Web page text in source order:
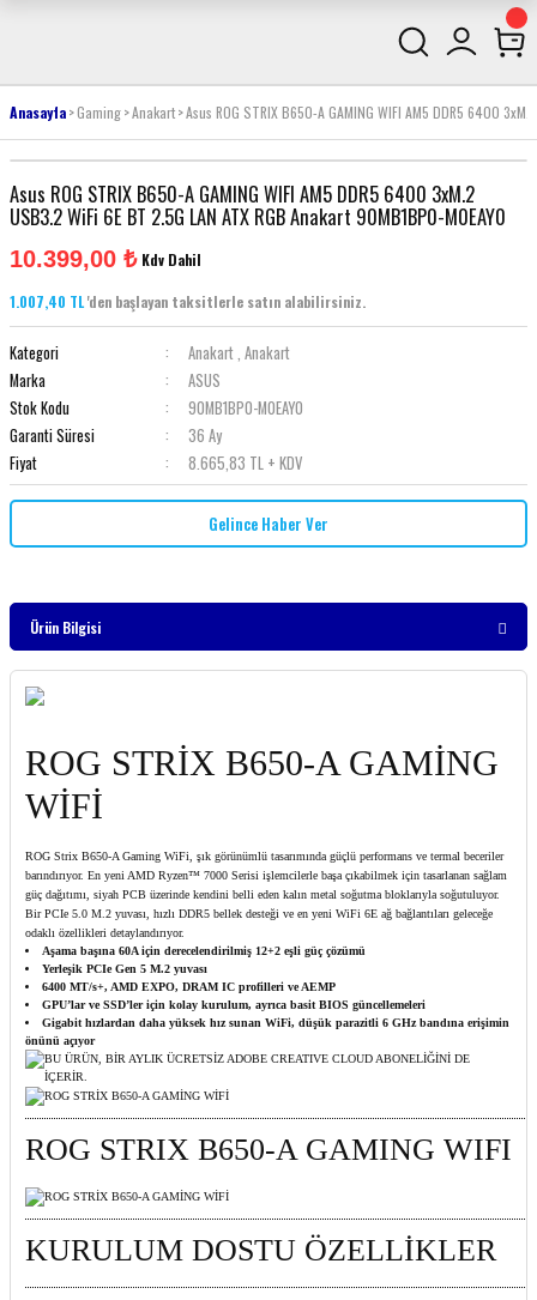
Anasayfa Gaming Anakart Asus ROG STRIX B650-A GAMING WIFI AM5 DDR5 6400
Asus ROG STRIX B650-A GAMING WIFI AM5 DDR5 6400 3xM.2
USB3.2 WiFi 6E BT 2.5G LAN ATX RGB Anakart 90MB1BP0-M0EAY0
10.399,00 ₺ Kdv Dahil
1.007,40 TL'den başlayan taksitlerle satın alabilirsiniz.
Kategori Anakart, Anakart
Marka
ASUS
Stok Kodu
90MB1BP0-M0EAY0
Garanti Süresi
36 Ay
Fiyat
8.665,83 TL + KDV
Gelince Haber Ver
Ürün Bilgisi
ROG STRİX B650-A GAMİNG
WİFİ
ROG Strix B650-A Gaming WiFi, şık görünümlü tasarımında güçlü performans ve termal beceriler
barındırıyor. En yeni AMD Ryzen™ 7000 Serisi işlemcilerle başa çıkabilmek için tasarlanan sağlam
güç dağıtımı, siyah PCB üzerinde kendini belli eden kalın metal soğutma bloklarıyla soğutuluyor.
Bir PCIe 5.0 M.2 yuvası, hızlı DDR5 bellek desteği ve en yeni WiFi 6E ağ bağlantıları geleceğe
odaklı özellikleri detaylandırıyor.
Aşama başına 60A için derecelendirilmiş 12+2 eşli güç çözümü
Yerleşik PCIe Gen 5 M.2 yuvası
6400 MT/s+, AMD EXPO, DRAM IC profilleri ve AEMP
GPU’lar ve SSD’ler için kolay kurulum, ayrıca basit BIOS güncellemeleri
Gigabit hızlardan daha yüksek hız sunan WiFi, düşük parazitli 6 GHz bandına erişimin
önünü açıyor
ROG STRIX B650-A GAMING WIFI
KURULUM DOSTU ÖZELLİKLER